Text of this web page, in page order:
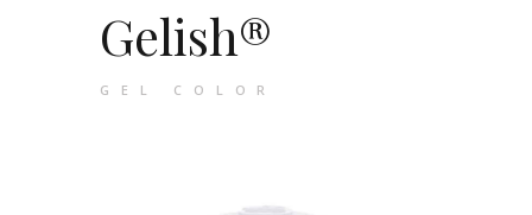
Gelish®
GEL COLOR